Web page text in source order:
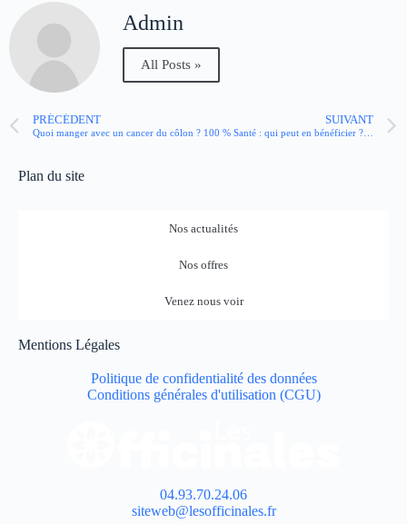
Admin
All Posts »
PRÉCÉDENT
Quoi manger avec un cancer du côlon ?
SUIVANT
100 % Santé : qui peut en bénéficier ? Comment ?
Plan du site
Nos actualités
Nos offres
Venez nous voir
Mentions Légales
Politique de confidentialité des données
Conditions générales d'utilisation (CGU)
04.93.70.24.06
siteweb@lesofficinales.fr